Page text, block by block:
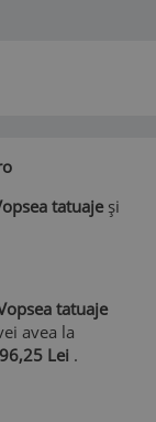
tatuajeși
tatuaje
avea la
96,25 Lei .